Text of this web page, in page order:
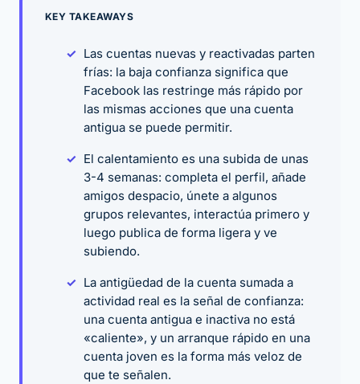
KEY TAKEAWAYS
Las cuentas nuevas y reactivadas parten
frías: la baja confianza significa que
Facebook las restringe más rápido por
las mismas acciones que una cuenta
antigua se puede permitir.
El calentamiento es una subida de unas
3-4 semanas: completa el perfil, añade
amigos despacio, únete a algunos
grupos relevantes, interactúa primero y
luego publica de forma ligera y ve
subiendo.
La antigüedad de la cuenta sumada a
actividad real es la señal de confianza:
una cuenta antigua e inactiva no está
«caliente», y un arranque rápido en una
cuenta joven es la forma más veloz de
que te señalen.